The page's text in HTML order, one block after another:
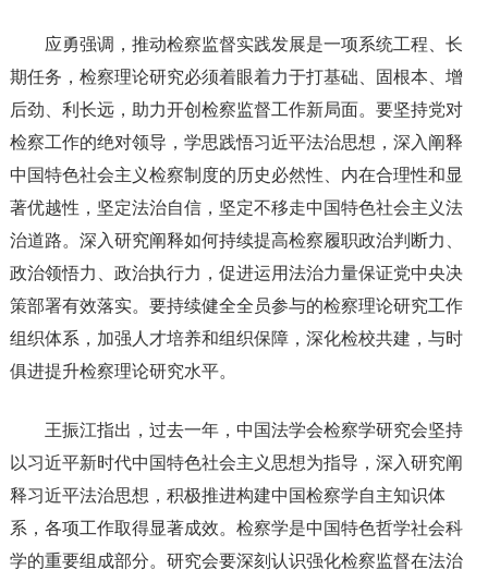
应勇强调，推动检察监督实践发展是一项系统工程、长
期任务，检察理论研究必须着眼着力于打基础、固根本、增
后劲、利长远，助力开创检察监督工作新局面。要坚持党对
检察工作的绝对领导，学思践悟习近平法治思想，深入阐释
中国特色社会主义检察制度的历史必然性、内在合理性和显
著优越性，坚定法治自信，坚定不移走中国特色社会主义法
治道路。深入研究阐释如何持续提高检察履职政治判断力、
政治领悟力、政治执行力，促进运用法治力量保证党中央决
策部署有效落实。要持续健全全员参与的检察理论研究工作
组织体系，加强人才培养和组织保障，深化检校共建，与时
俱进提升检察理论研究水平。
王振江指出，过去一年，中国法学会检察学研究会坚持
以习近平新时代中国特色社会主义思想为指导，深入研究阐
释习近平法治思想，积极推进构建中国检察学自主知识体
系，各项工作取得显著成效。检察学是中国特色哲学社会科
学的重要组成部分。研究会要深刻认识强化检察监督在法治